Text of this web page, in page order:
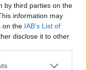
by third parties on the
information may
on the IAB’s List of
disclose it to other